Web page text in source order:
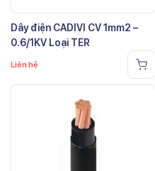
Dây điện CADIVI CV 1mm2 –
0.6/1KV Loại TER
Liên hệ